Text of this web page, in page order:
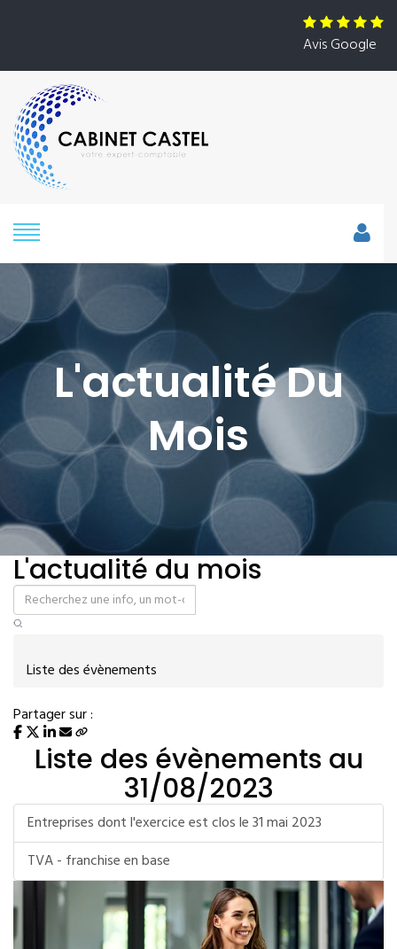
Avis Google
L'actualité Du
Mois
L'actualité du mois
Liste des évènements
Partager sur :
Liste des évènements au
31/08/2023
Entreprises dont l'exercice est clos le 31 mai 2023
TVA - franchise en base